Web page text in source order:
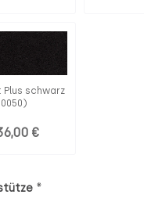
schwarz
€
*